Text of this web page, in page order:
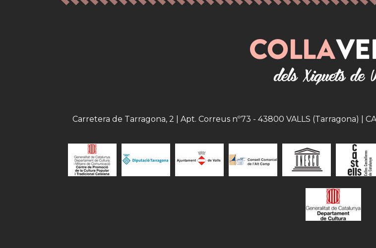
Carretera de Tarragona, 2 | Apt. Correus nº73 - 43800 VALLS (Tarragona) |